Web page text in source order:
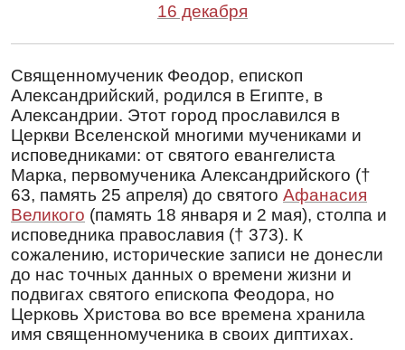
16 декабря
Священномученик Феодор, епископ
Александрийский, родился в Египте, в
Александрии. Этот город прославился в
Церкви Вселенской многими мучениками и
исповедниками: от святого евангелиста
Марка, первомученика Александрийского (†
63, память 25 апреля) до святого Афанасия
Великого (память 18 января и 2 мая), столпа и
исповедника православия († 373). К
сожалению, исторические записи не донесли
до нас точных данных о времени жизни и
подвигах святого епископа Феодора, но
Церковь Христова во все времена хранила
имя священномученика в своих диптихах.